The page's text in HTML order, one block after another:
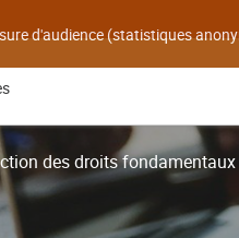
d'audience (statistiques
des droits